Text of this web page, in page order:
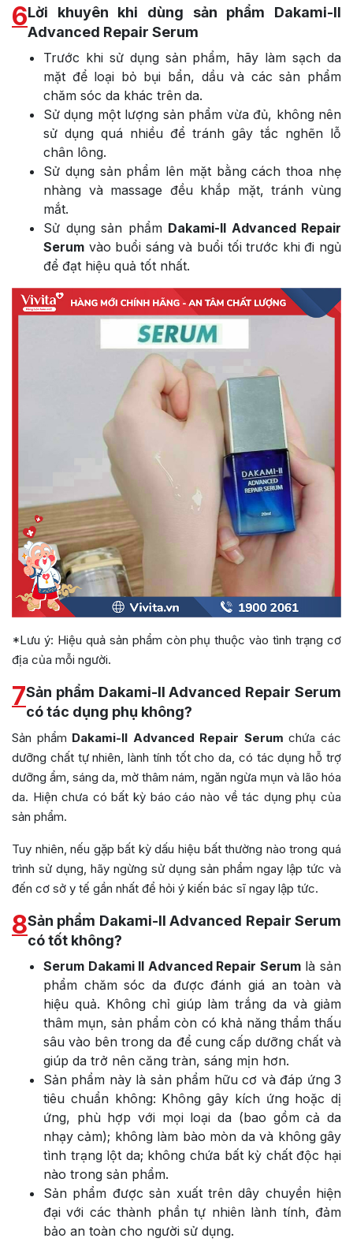
6Lời khuyên khi dùng sản phẩm Dakami-II
Advanced Repair Serum
Trước khi sử dụng sản phẩm, hãy làm sạch da
mặt để loại bỏ bụi bẩn, dầu và các sản phẩm
chăm sóc da khác trên da.
Sử dụng một lượng sản phẩm vừa đủ, không nên
sử dụng quá nhiều để tránh gây tắc nghẽn lỗ
chân lông.
Sử dụng sản phẩm lên mặt bằng cách thoa nhẹ
nhàng và massage đều khắp mặt, tránh vùng
mắt.
Sử dụng sản phẩm Dakami-II Advanced Repair
Serum vào buổi sáng và buổi tối trước khi đi ngủ
để đạt hiệu quả tốt nhất.
*Lưu ý: Hiệu quả sản phẩm còn phụ thuộc vào tình trạng cơ
địa của mỗi người.
7Sản phẩm Dakami-II Advanced Repair Serum
có tác dụng phụ không?
Sản phẩm Dakami-II Advanced Repair Serum chứa các
dưỡng chất tự nhiên, lành tính tốt cho da, có tác dụng hỗ trợ
dưỡng ẩm, sáng da, mờ thâm nám, ngăn ngừa mụn và lão hóa
da. Hiện chưa có bất kỳ báo cáo nào về tác dụng phụ của
sản phẩm.
Tuy nhiên, nếu gặp bất kỳ dấu hiệu bất thường nào trong quá
trình sử dụng, hãy ngừng sử dụng sản phẩm ngay lập tức và
đến cơ sở y tế gần nhất để hỏi ý kiến ​​bác sĩ ngay lập tức.
8Sản phẩm Dakami-II Advanced Repair Serum
có tốt không?
Serum Dakami II Advanced Repair Serumlà sản
phẩm chăm sóc da được đánh giá an toàn và
hiệu quả. Không chỉ giúp làm trắng da và giảm
thâm mụn, sản phẩm còn có khả năng thẩm thấu
sâu vào bên trong da để cung cấp dưỡng chất và
giúp da trở nên căng tràn, sáng mịn hơn.
Sản phẩm này là sản phẩm hữu cơ và đáp ứng 3
tiêu chuẩn không: Không gây kích ứng hoặc dị
ứng, phù hợp với mọi loại da (bao gồm cả da
nhạy cảm); không làm bào mòn da và không gây
tình trạng lột da; không chứa bất kỳ chất độc hại
nào trong sản phẩm.
Sản phẩm được sản xuất trên dây chuyền hiện
đại với các thành phần tự nhiên lành tính, đảm
bảo an toàn cho người sử dụng.